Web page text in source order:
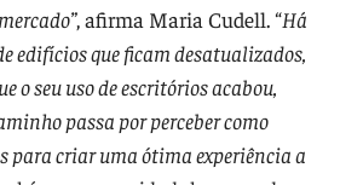
, afirma Maria Cudell. “Há
edifícios que ficam desatualizados,
o seu uso de escritórios acabou,
passa por perceber como
para criar uma ótima experiência a